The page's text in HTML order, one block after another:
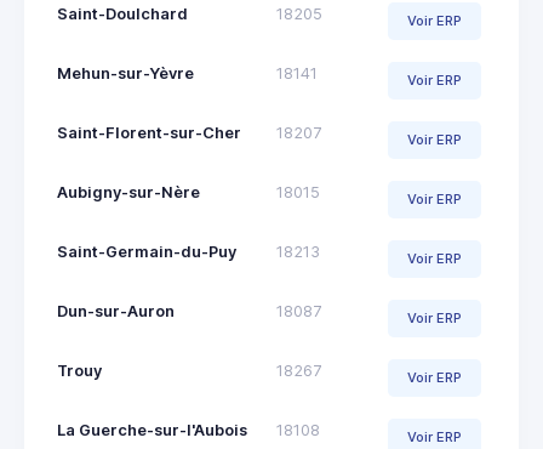
Saint-Doulchard 18205 Voir ERP
Mehun-sur-Yèvre 18141 Voir ERP
Saint-Florent-sur-Cher 18207 Voir ERP
Aubigny-sur-Nère 18015 Voir ERP
Saint-Germain-du-Puy 18213 Voir ERP
Dun-sur-Auron 18087 Voir ERP
Trouy 18267 Voir ERP
La Guerche-sur-l'Aubois 18108 Voir ERP